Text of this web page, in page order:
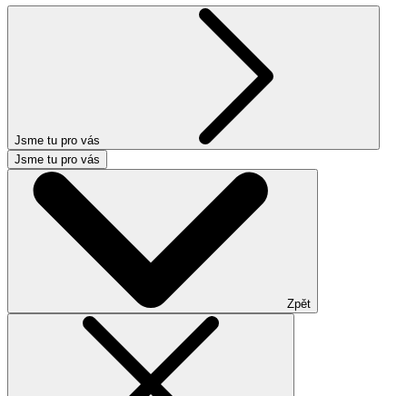
Jsme tu pro vás
Jsme tu pro vás
Zpět